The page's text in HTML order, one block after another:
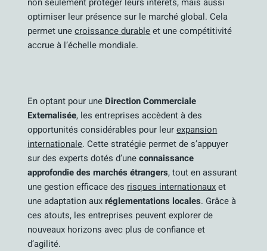
optimiser leur présence sur le marché global. Cela
permet unecroissance durableet une compétitivité
accrue à l’échelle mondiale.
En optant pour une Direction Commerciale
Externalisée, les entreprises accèdent à des
opportunités considérables pour leurexpansion
internationale. Cette stratégie permet de s’appuyer
sur des experts dotés d’uneconnaissance
approfondie des marchés étrangers, tout en assurant
une gestion efficace des risques internationauxet
une adaptation auxréglementations locales. Grâce à
ces atouts, les entreprises peuvent explorer de
nouveaux horizons avec plus de confiance et
d’agilité.